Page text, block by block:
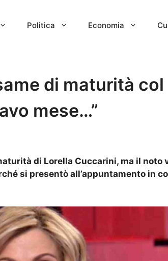
Politica Economia
di maturità col
mese…”
di Lorella Cuccarini, ma il noto
si presentò all’appuntamento in